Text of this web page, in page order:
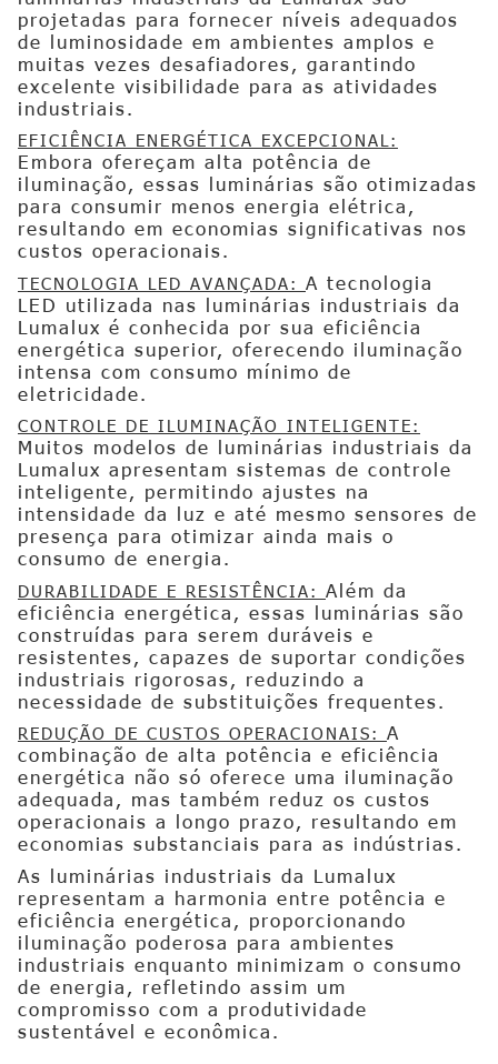
projetadas para fornecer níveis adequados
de luminosidade em ambientes amplos e
muitas vezes desafiadores, garantindo
excelente visibilidade para as atividades
industriais.
EFICIÊNCIA ENERGÉTICA EXCEPCIONAL:
Embora ofereçam alta potência de
iluminação, essas luminárias são otimizadas
para consumir menos energia elétrica,
resultando em economias significativas nos
custos operacionais.
TECNOLOGIA LED AVANÇADA: A tecnologia
LED utilizada nas luminárias industriais da
Lumalux é conhecida por sua eficiência
energética superior, oferecendo iluminação
intensa com consumo mínimo de
eletricidade.
CONTROLE DE ILUMINAÇÃO INTELIGENTE:
Muitos modelos de luminárias industriais da
Lumalux apresentam sistemas de controle
inteligente, permitindo ajustes na
intensidade da luz e até mesmo sensores de
presença para otimizar ainda mais o
consumo de energia.
DURABILIDADE E RESISTÊNCIA: Além da
eficiência energética, essas luminárias são
construídas para serem duráveis e
resistentes, capazes de suportar condições
industriais rigorosas, reduzindo a
necessidade de substituições frequentes.
REDUÇÃO DE CUSTOS OPERACIONAIS: A
combinação de alta potência e eficiência
energética não só oferece uma iluminação
adequada, mas também reduz os custos
operacionais a longo prazo, resultando em
economias substanciais para as indústrias.
As luminárias industriais da Lumalux
representam a harmonia entre potência e
eficiência energética, proporcionando
iluminação poderosa para ambientes
industriais enquanto minimizam o consumo
de energia, refletindo assim um
compromisso com a produtividade
sustentável e econômica.